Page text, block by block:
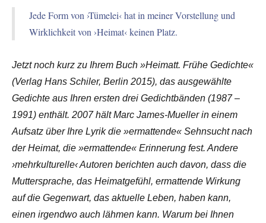
Jede Form von ›Tümelei‹ hat in meiner Vorstellung und
Wirklichkeit von ›Heimat‹ keinen Platz.
Jetzt noch kurz zu Ihrem Buch »Heimatt. Frühe Gedichte«
(Verlag Hans Schiler, Berlin 2015), das ausgewählte
Gedichte aus Ihren ersten drei Gedichtbänden (1987 –
1991) enthält. 2007 hält Marc James-Mueller in einem
Aufsatz über Ihre Lyrik die »ermattende« Sehnsucht nach
der Heimat, die »ermattende« Erinnerung fest. Andere
›mehrkulturelle‹ Autoren berichten auch davon, dass die
Muttersprache, das Heimatgefühl, ermattende Wirkung
auf die Gegenwart, das aktuelle Leben, haben kann,
einen irgendwo auch lähmen kann. Warum bei Ihnen